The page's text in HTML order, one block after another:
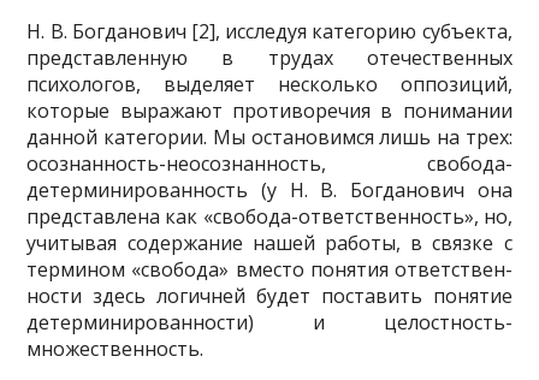
Н. В. Богданович [2], исследуя категорию субъек­та,
представленную в трудах отечественных
психоло­гов, выделяет несколько оппозиций,
которые выража­ют противоречия в понимании
данной категории. Мы остановимся лишь на трех:
осознанность-неосознан­ность, свобода-
детерминированность (у Н. В. Богда­нович она
представлена как «свобода-ответствен­ность», но,
учитывая содержание нашей работы, в связ­ке с
термином «свобода» вместо понятия ответствен­
ности здесь логичней будет поставить понятие
детер­минированности) и целостность-
множественность.